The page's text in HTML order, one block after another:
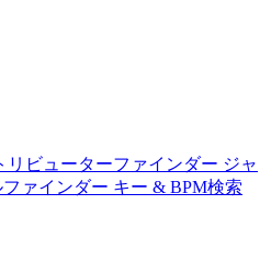
リビューターファインダー ジャ
ァインダー キー & BPM検索